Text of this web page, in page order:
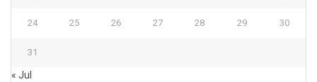
24 25 26 27 28 29 30
31
« Jul